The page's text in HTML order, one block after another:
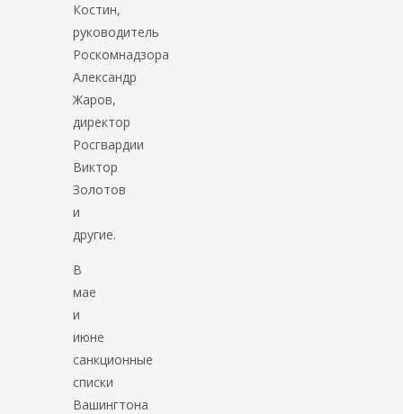
Костин,
руководитель
Роскомнадзора
Александр
Жаров,
директор
Росгвардии
Виктор
Золотов
и
другие.
В
мае
и
июне
санкционные
списки
Вашингтона